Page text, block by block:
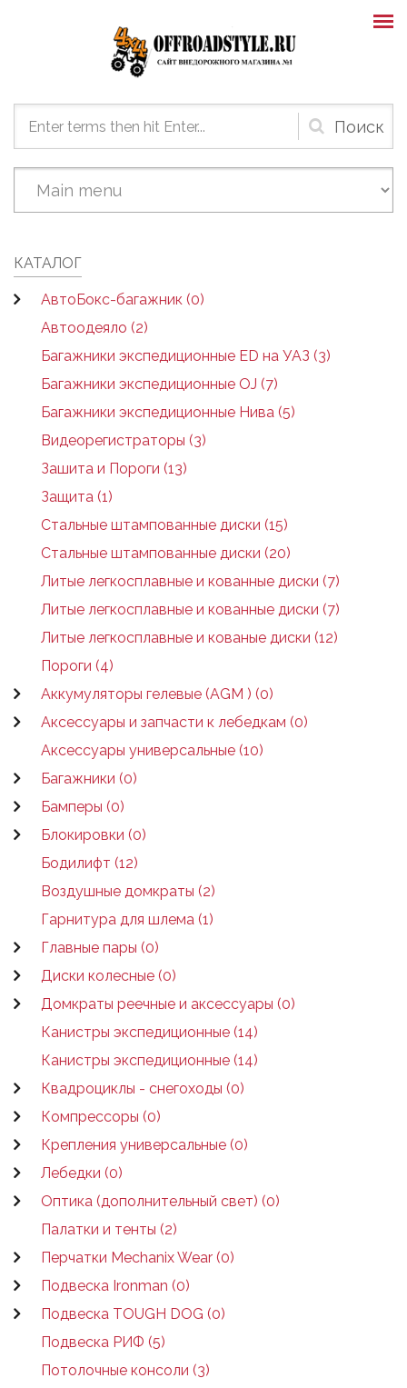
Форма
поиска
КАТАЛОГ
АвтоБокс-багажник (0)
Автоодеяло (2)
Багажники экспедиционные ED на УАЗ (3)
Багажники экспедиционные OJ (7)
Багажники экспедиционные Нива (5)
Видеорегистраторы (3)
Зашита и Пороги (13)
Защита (1)
Стальные штампованные диски (15)
Стальные штампованные диски (20)
Литые легкосплавные и кованные диски (7)
Литые легкосплавные и кованные диски (7)
Литые легкосплавные и кованые диски (12)
Пороги (4)
Аккумуляторы гелевые (AGM ) (0)
Аксессуары и запчасти к лебедкам (0)
Аксессуары универсальные (10)
Багажники (0)
Бамперы (0)
Блокировки (0)
Бодилифт (12)
Воздушные домкраты (2)
Гарнитура для шлема (1)
Главные пары (0)
Диски колесные (0)
Домкраты реечные и аксессуары (0)
Канистры экспедиционные (14)
Канистры экспедиционные (14)
Квадроциклы - снегоходы (0)
Компрессоры (0)
Крепления универсальные (0)
Лебедки (0)
Оптика (дополнительный свет) (0)
Палатки и тенты (2)
Перчатки Mechanix Wear (0)
Подвеска Ironman (0)
Подвеска TOUGH DOG (0)
Подвеска РИФ (5)
Потолочные консоли (3)